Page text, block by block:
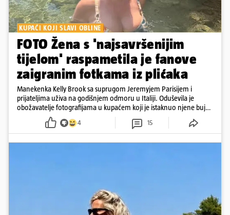
KUPAĆI KOJI SLAVI OBLINE
FOTO Žena s 'najsavršenijim
tijelom' raspametila je fanove
zaigranim fotkama iz plićaka
Manekenka Kelly Brook sa suprugom Jeremyjem Parisijem i
prijateljima uživa na godišnjem odmoru u Italiji. Oduševila je
obožavatelje fotografijama u kupaćem koji je istaknuo njene bujne
4 15